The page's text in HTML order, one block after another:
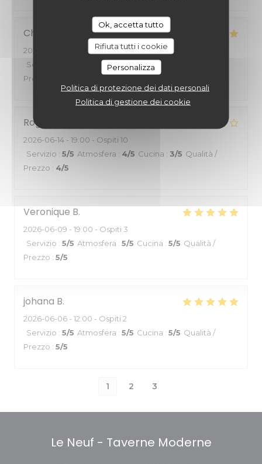
Ok, accetta tutto
Rifiuta tutti i cookie
Personalizza
Politica di protezione dei dati personali
Politica di gestione dei cookie
Christian
2026-06-21
- 12:00 - Ospiti 2
Servizio
Atmosfera:5/5 Cucina
Prezzo
Roger
2026-06-14 - 19:00 - Ospiti 10
Servizio : 5/5 Atmosfera : 4/5 Cucina : 3/5 Qualità /
Prezzo : 4/5
Veronique B
2026-06-09 - 19:00 - Ospiti 3
Servizio : 5/5 Atmosfera : 5/5 Cucina : 5/5 Qualità /
Prezzo : 5/5
johana B
2026-06-06 - 12:00 - Ospiti 2
Servizio : 5/5 Atmosfera : 5/5 Cucina : 5/5 Qualità /
Prezzo : 5/5
1 2 3
Le Neuf - Taverne Moderne